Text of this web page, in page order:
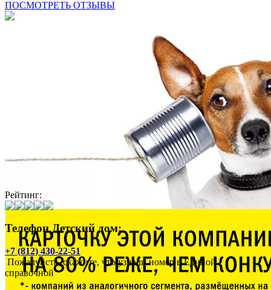
ПОСМОТРЕТЬ ОТЗЫВЫ
Рейтинг:
Телефон Детский дом:
+7 (812) 430-22-51
Пожалуйста, скажите, что узнали номер в Единой
справочной